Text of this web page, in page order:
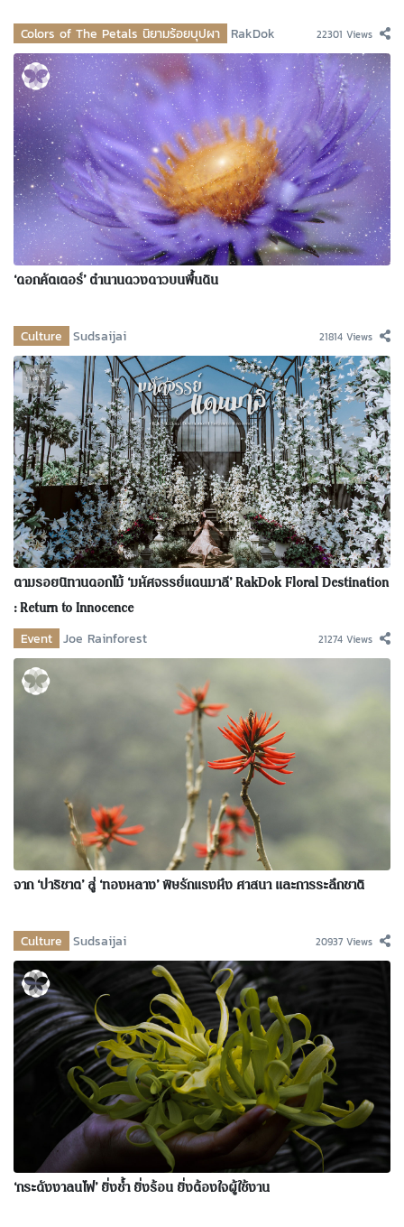
Colors of The Petals นิยามร้อยบุปผา RakDok 22301 Views
‘ดอกคัตเตอร์’ ตำนานดวงดาวบนพื้นดิน
Culture Sudsaijai 21814 Views
ตามรอยนิทานดอกไม้ ‘มหัศจรรย์แดนมาลี’ RakDok Floral Destination
: Return to Innocence
Event Joe Rainforest 21274 Views
จาก ‘ปาริชาต’ สู่ ‘ทองหลาง’ พิษรักแรงหึง ศาสนา และการระลึกชาติ
Culture Sudsaijai 20937 Views
‘กระดังงาลนไฟ’ ยิ่งช้ำ ยิ่งร้อน ยิ่งต้องใจผู้ใช้งาน